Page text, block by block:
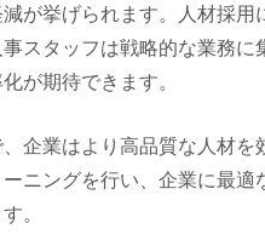
が挙げられます。人材採
スタッフは戦略的な業務
が期待できます。
企業はより高品質な人材
ニングを行い、企業に最
。